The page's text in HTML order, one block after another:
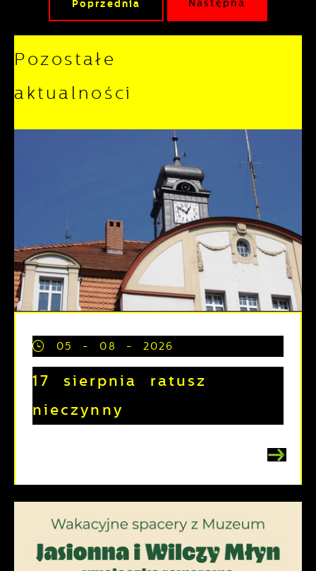
Poprzednia Następna
Pozostałe
aktualności
05 - 08 - 2026
17 sierpnia ratusz
nieczynny